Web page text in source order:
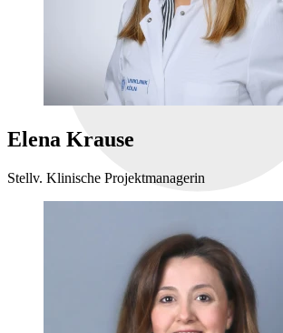
Elena Krause
Stellv. Klinische Projektmanagerin